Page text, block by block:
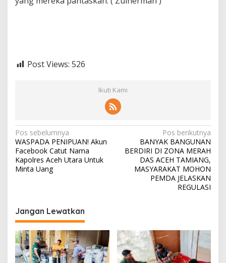
Post Views: 526
Ikuti Kami
N
a
v
i
a
s
i
p
Pos sebelumnya
WASPADA PENIPUAN! Akun
Facebook Catut Nama
Kapolres Aceh Utara Untuk
Minta Uang
Pos berikutnya
BANYAK BANGUNAN
BERDIRI DI ZONA MERAH
DAS ACEH TAMIANG,
MASYARAKAT MOHON
PEMDA JELASKAN
REGULASI
Jangan Lewatkan